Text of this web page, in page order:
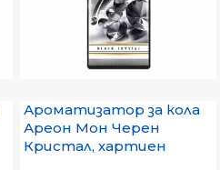
Ароматизатор за кола
Ареон Мон Черен
Кристал, хартиен